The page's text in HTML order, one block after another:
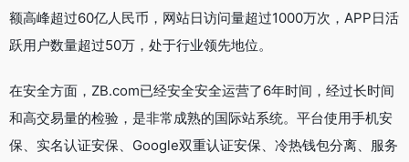
额高峰超过60亿人民币，网站日访问量超过1000万次，APP日活
跃用户数量超过50万，处于行业领先地位。
在安全方面，ZB.com已经安全安全运营了6年时间，经过长时间
和高交易量的检验，是非常成熟的国际站系统。平台使用手机安
保、实名认证安保、Google双重认证安保、冷热钱包分离、服务